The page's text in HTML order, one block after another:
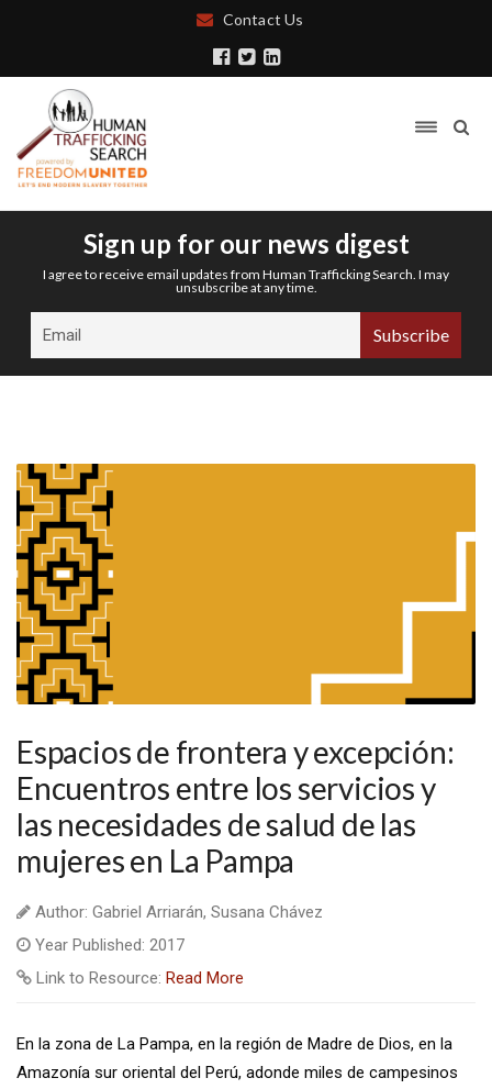
Contact Us
Sign up for our news digest
I agree to receive email updates from Human Trafficking Search. I may
unsubscribe at any time.
Espacios de frontera y excepción:
Encuentros entre los servicios y
las necesidades de salud de las
mujeres en La Pampa
Author: Gabriel Arriarán, Susana Chávez
Year Published: 2017
Link to Resource: Read More
En la zona de La Pampa, en la región de Madre de Dios, en la
Amazonía sur oriental del Perú, adonde miles de campesinos